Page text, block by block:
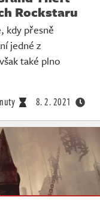
Rockstaru
kdy přesně
jedné z
také plno
8. 2. 2021